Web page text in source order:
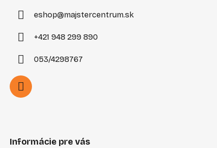
eshop@majstercentrum.sk
+421 948 299 890
053/4298767
Informácie pre vás